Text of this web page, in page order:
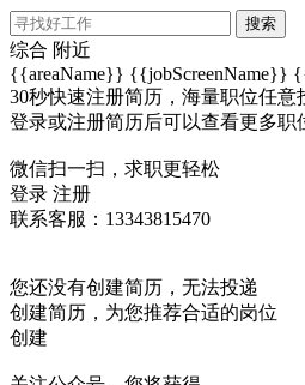
搜索
综合 附近
{{areaName}} {{jobScreenName}}
30秒快速注册简历，海量职位任意
登录或注册简历后可以查看更多职
微信扫一扫，求职更轻松
登录 注册
联系客服：13343815470
您还没有创建简历，无法投递
创建简历，为您推荐合适的岗位
创建